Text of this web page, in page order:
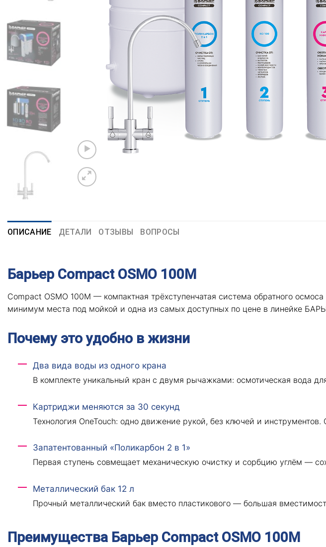
ОПИСАНИЕ ДЕТАЛИ ОТЗЫВЫ ВОПРОСЫ
Барьер Compact OSMO 100M
Compact OSMO 100M — компактная трёхступенчатая система обратного
минимум места под мойкой и одна из самых доступных по цене в линейке
Почему это удобно в жизни
Два вида воды из одного крана
В комплекте уникальный кран с двумя рычажками: осмотическая вода
Картриджи меняются за 30 секунд
Технология OneTouch: одно движение рукой, без ключей и
Запатентованный «Поликарбон 2 в 1»
Первая ступень совмещает механическую очистку и сорбцию углём —
Металлический бак 12 л
Прочный металлический бак вместо пластикового — большая
Преимущества Барьер Compact OSMO 100M